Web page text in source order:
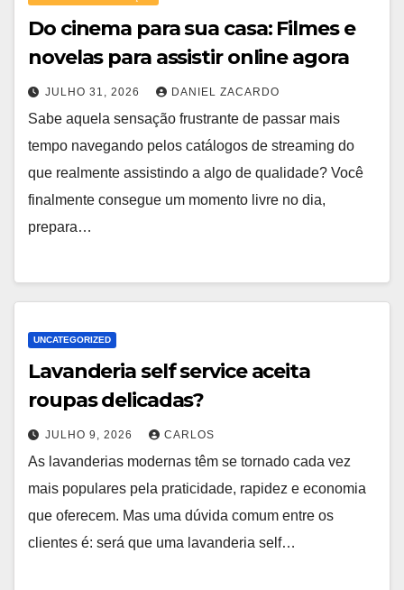
Do cinema para sua casa: Filmes e
novelas para assistir online agora
JULHO 31, 2026 DANIEL ZACARDO
Sabe aquela sensação frustrante de passar mais
tempo navegando pelos catálogos de streaming do
que realmente assistindo a algo de qualidade? Você
finalmente consegue um momento livre no dia,
prepara…
UNCATEGORIZED
Lavanderia self service aceita
roupas delicadas?
JULHO 9, 2026 CARLOS
As lavanderias modernas têm se tornado cada vez
mais populares pela praticidade, rapidez e economia
que oferecem. Mas uma dúvida comum entre os
clientes é: será que uma lavanderia self…